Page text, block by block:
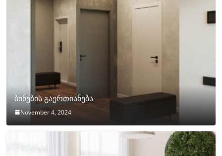
ბინების გაერთიანება
November 4, 2024